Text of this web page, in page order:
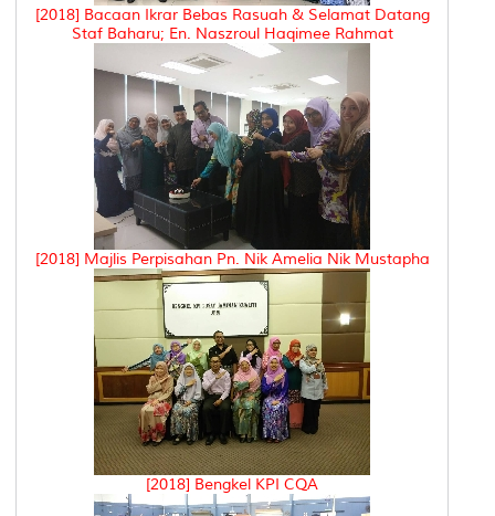
[2018] Bacaan Ikrar Bebas Rasuah & Selamat Datang
Staf Baharu; En. Naszroul Haqimee Rahmat
[2018] Majlis Perpisahan Pn. Nik Amelia Nik Mustapha
[2018] Bengkel KPI CQA